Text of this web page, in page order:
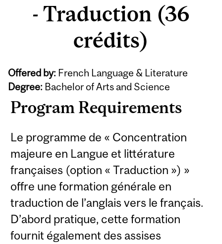
- Traduction (36
crédits)
Offered by: French Language & Literature
Degree: Bachelor of Arts and Science
Program Requirements
Le programme de « Concentration
majeure en Langue et littérature
françaises (option « Traduction ») »
offre une formation générale en
traduction de l’anglais vers le français.
D’abord pratique, cette formation
fournit également des assises